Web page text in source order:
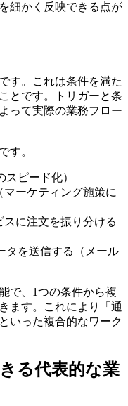
細かく反映できる点が
す。これは条件を満た
とです。トリガーと条
って実際の業務フロー
す。
ピード化）
ーケティング施策に
に注文を振り分ける
タを送信する（メール
で、1つの条件から複
ます。これにより「通
いった複合的なワーク
る代表的な業